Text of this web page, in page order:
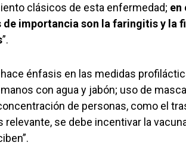
clásicos de esta enfermedad; en
importancia son la faringitis y la
”.
énfasis en las medidas
con agua y jabón; uso de
de personas, como el
se debe incentivar la